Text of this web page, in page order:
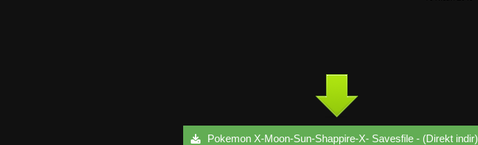
Pokemon X-Moon-Sun-Shappire-X- Savesfile - (Direkt indir)